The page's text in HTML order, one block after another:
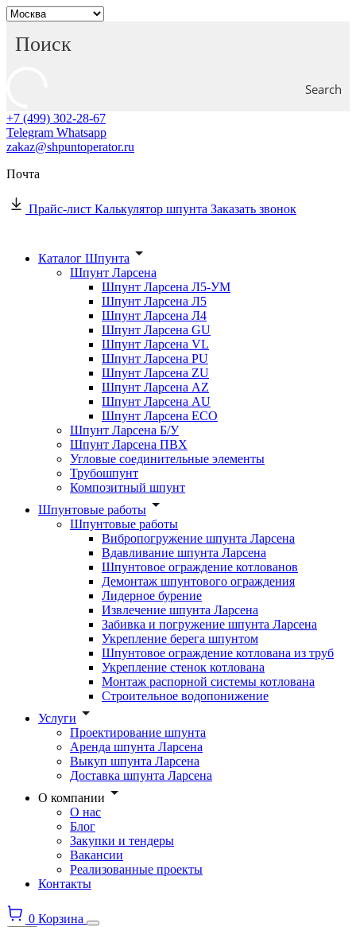
Search
+7 (499) 302-28-67
Telegram Whatsapp
zakaz@shpuntoperator.ru
Почта
Прайс-лист Калькулятор шпунта Заказать звонок
Каталог Шпунта
Шпунт Ларсена
Шпунт Ларсена Л5-УМ
Шпунт Ларсена Л5
Шпунт Ларсена Л4
Шпунт Ларсена GU
Шпунт Ларсена VL
Шпунт Ларсена PU
Шпунт Ларсена ZU
Шпунт Ларсена AZ
Шпунт Ларсена AU
Шпунт Ларсена ECO
Шпунт Ларсена Б/У
Шпунт Ларсена ПВХ
Угловые соединительные элементы
Трубошпунт
Композитный шпунт
Шпунтовые работы
Шпунтовые работы
Вибропогружение шпунта Ларсена
Вдавливание шпунта Ларсена
Шпунтовое ограждение котлованов
Демонтаж шпунтового ограждения
Лидерное бурение
Извлечение шпунта Ларсена
Забивка и погружение шпунта Ларсена
Укрепление берега шпунтом
Шпунтовое ограждение котлована из труб
Укрепление стенок котлована
Монтаж распорной системы котлована
Строительное водопонижение
Услуги
Проектирование шпунта
Аренда шпунта Ларсена
Выкуп шпунта Ларсена
Доставка шпунта Ларсена
О компании
О нас
Блог
Закупки и тендеры
Вакансии
Реализованные проекты
Контакты
0 Корзина